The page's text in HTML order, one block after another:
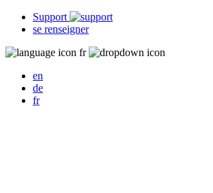
Support
se renseigner
fr
en
de
fr